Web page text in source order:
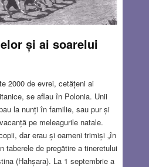
și ai soarelui
2000 de evrei, cetățeni ai
se aflau în Polonia. Unii
la nunți în familie, sau pur și
pe meleagurile natale.
dar erau și oameni trimiși „în
taberele de pregătire a tineretului
(Hahșara). La 1 septembrie a